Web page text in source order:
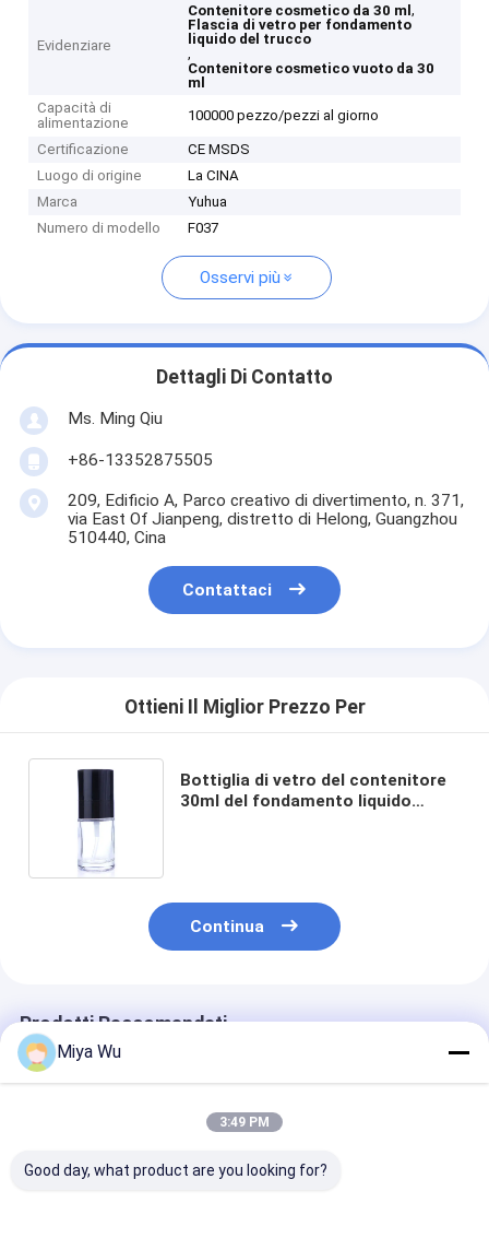
Evidenziare
Contenitore cosmetico da 30 ml,
Flascia di vetro per fondamento
liquido del trucco
,
Contenitore cosmetico vuoto da 30
ml
Capacità di
alimentazione
100000 pezzo/pezzi al giorno
Certificazione
CE MSDS
Luogo di origine
La CINA
Marca
Yuhua
Numero di modello
F037
Osservi più
Dettagli Di Contatto
Ms. Ming Qiu
+86-13352875505
209, Edificio A, Parco creativo di divertimento, n. 371,
via East Of Jianpeng, distretto di Helong, Guangzhou
510440, Cina
Contattaci
Ottieni Il Miglior Prezzo Per
Bottiglia di vetro del contenitore
30ml del fondamento liquido
Continua
Prodotti Raccomandati
Miya Wu
3:49 PM
Good day, what product are you looking for?